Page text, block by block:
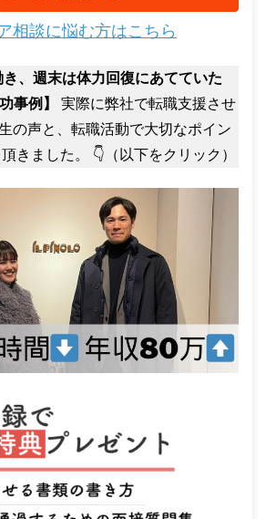
相談に悩む方はこちら
、週末は体力回復にあてていた
事例】
実際に弊社で転職支援させ
の声と、転職活動で大切なポイン
きました。 👇（以下をクリック）